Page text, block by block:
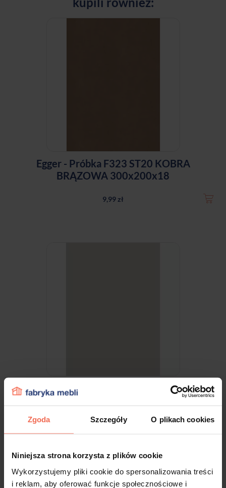
Zgoda Szczegóły O plikach cookies
Niniejsza strona korzysta z plików cookie
Wykorzystujemy pliki cookie do spersonalizowania treści
i reklam, aby oferować funkcje społecznościowe i
Egger - Próbka F323 ST20 KOBRA
BRĄZOWA 300x200x18
9,99 zł
Egger - Próbka Szary Jasny U708 ST9
9,99 zł